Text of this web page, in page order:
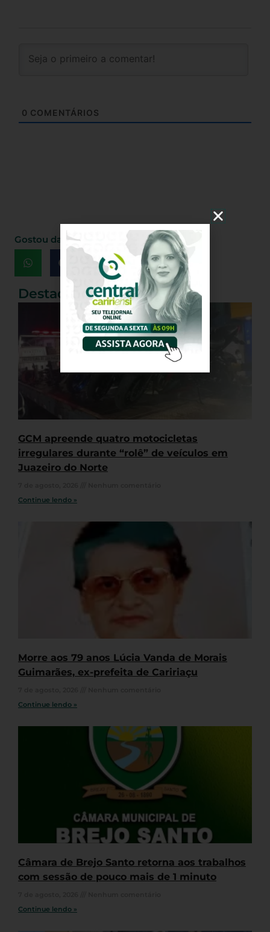
0 COMENTÁRIOS
Gostou da matéria, Compartilhe!
Destaques
GCM apreende quatro motocicletas
irregulares durante “rolê” de veículos em
Juazeiro do Norte
Continue lendo »
Morre aos 79 anos Lúcia Vanda de Morais
Guimarães, ex-prefeita de Caririaçu
Continue lendo »
Câmara de Brejo Santo retorna aos trabalhos
com sessão de pouco mais de 1 minuto
Continue lendo »